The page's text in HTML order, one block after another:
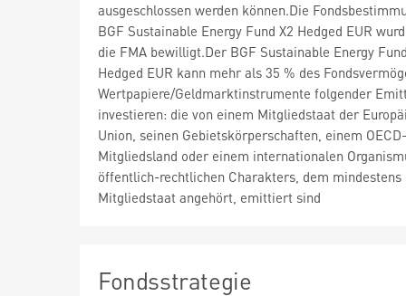
ausgeschlossen werden können.Die
BGF Sustainable Energy Fund X2 Hedged EUR
die FMA bewilligt.Der BGF Sustainable Energy
Hedged EUR kann mehr als 35 % des
Wertpapiere/Geldmarktinstrumente folgender
investieren: die von einem Mitgliedstaat der
Union, seinen Gebietskörperschaften, einem OECD-
Mitgliedsland oder einem internationalen
öffentlich-rechtlichen Charakters, dem mindestens
Mitgliedstaat angehört, emittiert sind
Fondsstrategie